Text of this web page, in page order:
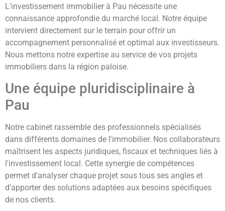
L'investissement immobilier à Pau nécessite une
connaissance approfondie du marché local. Notre équipe
intervient directement sur le terrain pour offrir un
accompagnement personnalisé et optimal aux investisseurs.
Nous mettons notre expertise au service de vos projets
immobiliers dans la région paloise.
Une équipe pluridisciplinaire à
Pau
Notre cabinet rassemble des professionnels spécialisés
dans différents domaines de l'immobilier. Nos collaborateurs
maîtrisent les aspects juridiques, fiscaux et techniques liés à
l'investissement local. Cette synergie de compétences
permet d'analyser chaque projet sous tous ses angles et
d'apporter des solutions adaptées aux besoins spécifiques
de nos clients.